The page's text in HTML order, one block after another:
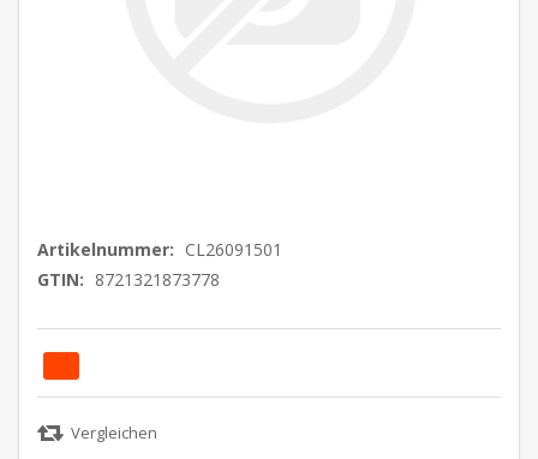
Artikelnummer: CL26091501
GTIN: 8721321873778